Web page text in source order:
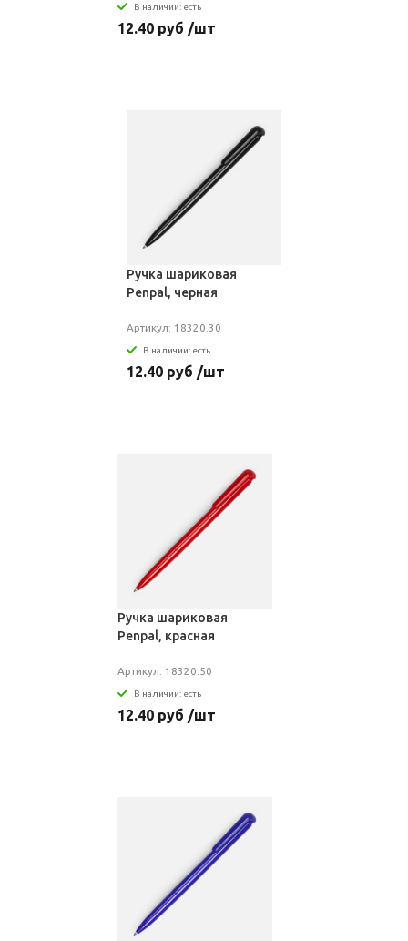
В наличии: есть
12.40 руб /шт
Ручка шариковая
Penpal, черная
Артикул: 18320.30
В наличии: есть
12.40 руб /шт
Ручка шариковая
Penpal, красная
Артикул: 18320.50
В наличии: есть
12.40 руб /шт